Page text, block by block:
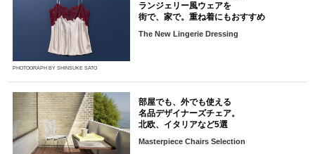
PHOTOGRAPH BY SHINSUKE SATO
ランジェリー風ウェアを
街で、家で。重ね着にもおすすめ
The New Lingerie Dressing
部屋でも、外でも使える
名品デザイナーズチェア。
北欧、イタリアなど5選
Masterpiece Chairs Selection